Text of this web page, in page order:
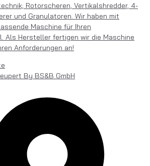
Rotorscheren, Vertikalshredder, 4-
und Granulatoren. Wir haben mit
Maschine für Ihren
Als Hersteller fertigen wir die Maschine
Anforderungen an!